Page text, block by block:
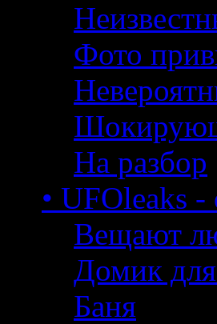
Фото
На разбор
• UFOleaks
Вещают
Домик
Баня